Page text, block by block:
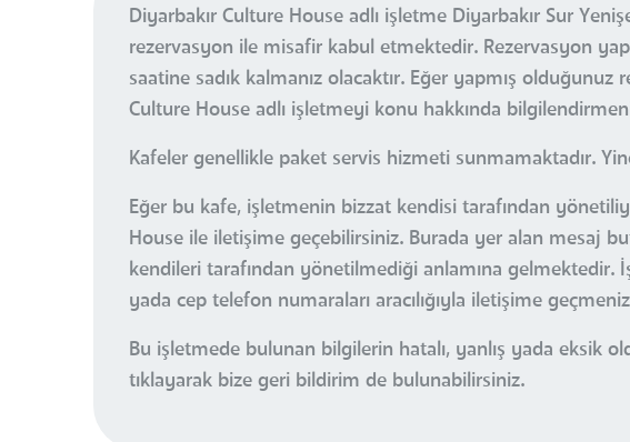
Diyarbakır Culture House adlı işletme Diyarbakır Sur
rezervasyon ile misafir kabul etmektedir. Rezervasyon
saatine sadık kalmanız olacaktır. Eğer yapmış
Culture House adlı işletmeyi konu hakkında
Kafeler genellikle paket servis hizmeti sunmamaktadır.
Eğer bu kafe, işletmenin bizzat kendisi tarafından
House ile iletişime geçebilirsiniz. Burada yer alan mesaj
kendileri tarafından yönetilmediği anlamına gelmektedir.
yada cep telefon numaraları aracılığıyla iletişime
Bu işletmede bulunan bilgilerin hatalı, yanlış yada eksik
tıklayarak bize geri bildirim de bulunabilirsiniz.